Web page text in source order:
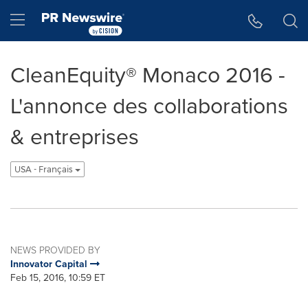
Hamburger menu
CleanEquity® Monaco 2016 -
L'annonce des collaborations
& entreprises
USA - Français
NEWS PROVIDED BY
Innovator Capital
Feb 15, 2016, 10:59 ET